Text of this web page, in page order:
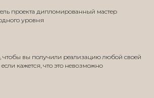
проекта дипломированный мастер
уровня
чтобы вы получили реализацию любой своей
кажется, что это невозможно